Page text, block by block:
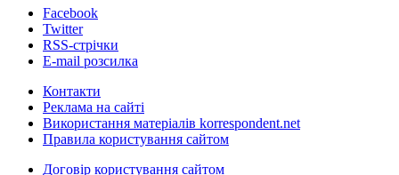
Facebook
Twitter
RSS-стрічки
E-mail розсилка
Контакти
Реклама на сайті
Використання матеріалів korrespondent.net
Правила користування сайтом
Договір користування сайтом